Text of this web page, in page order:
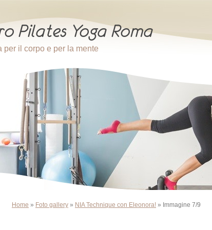
per il corpo e per la mente
Home » Foto gallery » NIA Technique con Eleonora! » Immagine 7/9